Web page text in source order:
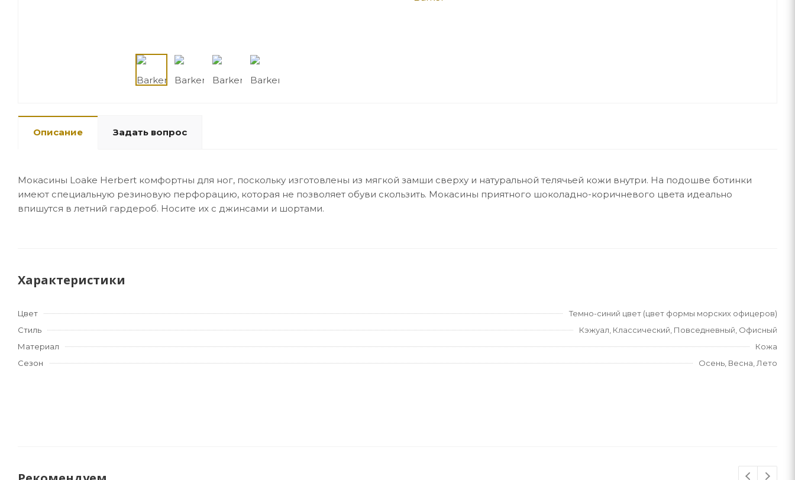
Описание Задать вопрос
Мокасины Loake Herbert комфортны для ног, поскольку изготовлены из мягкой замши сверху и натуральной телячьей кожи внутри. На подошве ботинки
имеют специальную резиновую перфорацию, которая не позволяет обуви скользить. Мокасины приятного шоколадно-коричневого цвета идеально
впишутся в летний гардероб. Носите их с джинсами и шортами.
Характеристики
Цвет
Темно-синий цвет (цвет формы морских офицеров)
Стиль
Кэжуал, Классический, Повседневный, Офисный
Материал
Кожа
Сезон
Осень, Весна, Лето